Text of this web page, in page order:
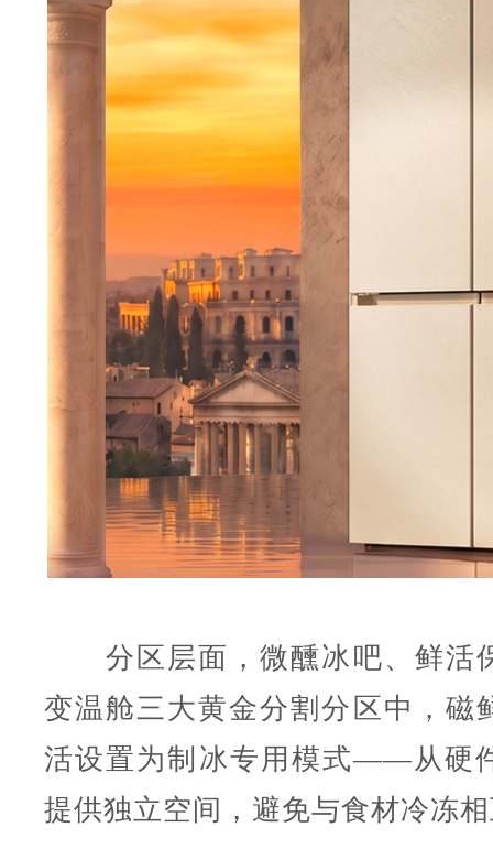
分区层面，微醺冰吧、鲜活
变温舱三大黄金分割分区中，磁
活设置为制冰专用模式——从硬
提供独立空间，避免与食材冷冻